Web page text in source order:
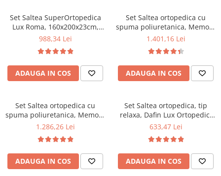
Set Saltea SuperOrtopedica
Lux Roma, 160x200x23cm,
fermitate tare, cu plasa arcuri
aerisire perimetral, Saltex,
plus 2 perne matlasate
microfibra 50x70cm, lavabile
la 60°C
988,34 Lei
ADAUGA IN COS
Set Saltea ortopedica cu
spuma poliuretanica, Memory
Foam 5 cm Paris,
sistem de aerisire perimetral
Saltex plus 2 perne matlasate
microfibra 50x70cm, lavabile
la 60°C
1.401,16 Lei
ADAUGA IN COS
Set Saltea ortopedica cu
spuma poliuretanica, Memory
Foam 5 cm Paris,
sistem de aerisire perimetral
Saltex plus 2 perne matlasate
microfibra 50x70cm, lavabile
la 60°C
1.286,26 Lei
ADAUGA IN COS
Set Saltea ortopedica, tip
relaxa, Dafin Lux Ortopedic,
140x190x21cm, fermitate
Bonell, fata vara-iarna, sistem
de aerisire cu butoni, Salt
Confort plus 2 perne
matlasate microfibra
633,47 Lei
ADAUGA IN COS